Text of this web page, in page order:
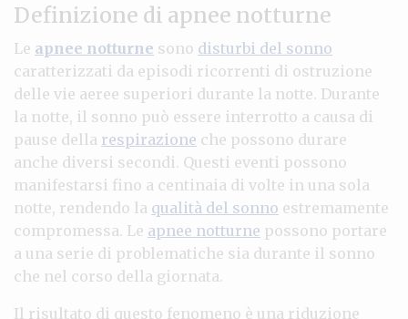
Definizione di apnee notturne
Le apnee notturne sono disturbi del sonno
caratterizzati da episodi ricorrenti di ostruzione
delle vie aeree superiori durante la notte. Durante
la notte, il sonno può essere interrotto a causa di
pause della respirazione che possono durare
anche diversi secondi. Questi eventi possono
manifestarsi fino a centinaia di volte in una sola
notte, rendendo la qualità del sonno estremamente
compromessa. Le apnee notturne possono portare
a una serie di problematiche sia durante il sonno
che nel corso della giornata.
Il risultato di questo fenomeno è una riduzione